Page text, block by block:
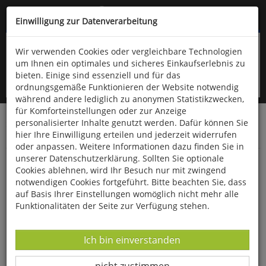
Kompletten Head der Seite überspringen
oder (06766) 9323-960
Startseite Bücher Downloads
Zeitschriften
Der Falke
Extreme Wasservögel: Schauen Sie den
Pinguinen zu
Einwilligung zur Datenverarbeitung
Wir verwenden Cookies oder vergleichbare Technologien
um Ihnen ein optimales und sicheres Einkaufserlebnis zu
bieten. Einige sind essenziell und für das
ordnungsgemäße Funktionieren der Website notwendig
während andere lediglich zu anonymen Statistikzwecken,
für Komforteinstellungen oder zur Anzeige
personalisierter Inhalte genutzt werden. Dafür können Sie
hier Ihre Einwilligung erteilen und jederzeit widerrufen
oder anpassen. Weitere Informationen dazu finden Sie in
unserer Datenschutzerklärung. Sollten Sie optionale
Cookies ablehnen, wird Ihr Besuch nur mit zwingend
notwendigen Cookies fortgeführt. Bitte beachten Sie, dass
auf Basis Ihrer Einstellungen womöglich nicht mehr alle
Funktionalitäten der Seite zur Verfügung stehen.
Datenverarbeitung -
Ich bin einverstanden